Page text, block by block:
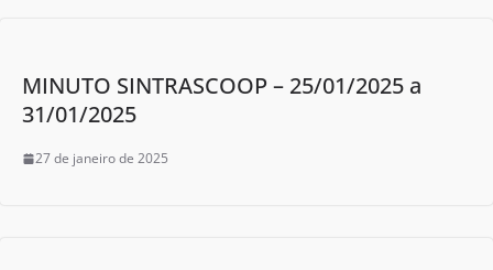
MINUTO SINTRASCOOP – 25/01/2025 a
31/01/2025
27 de janeiro de 2025